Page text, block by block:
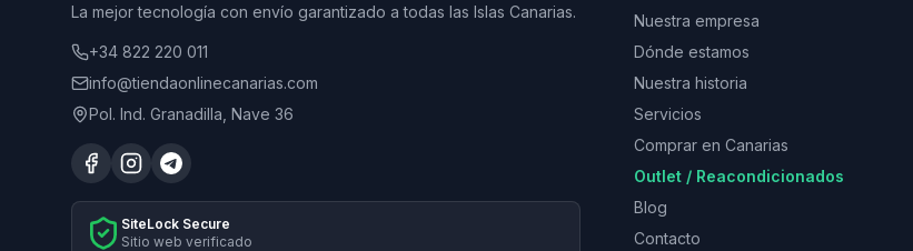
La mejor tecnología con envío garantizado a todas las Islas Canarias.
+34 822 220 011
info@tiendaonlinecanarias.com
Pol. Ind. Granadilla, Nave 36
SiteLock Secure
Sitio web verificado
Nuestra empresa
Dónde estamos
Nuestra historia
Servicios
Comprar en Canarias
Outlet / Reacondicionados
Blog
Contacto